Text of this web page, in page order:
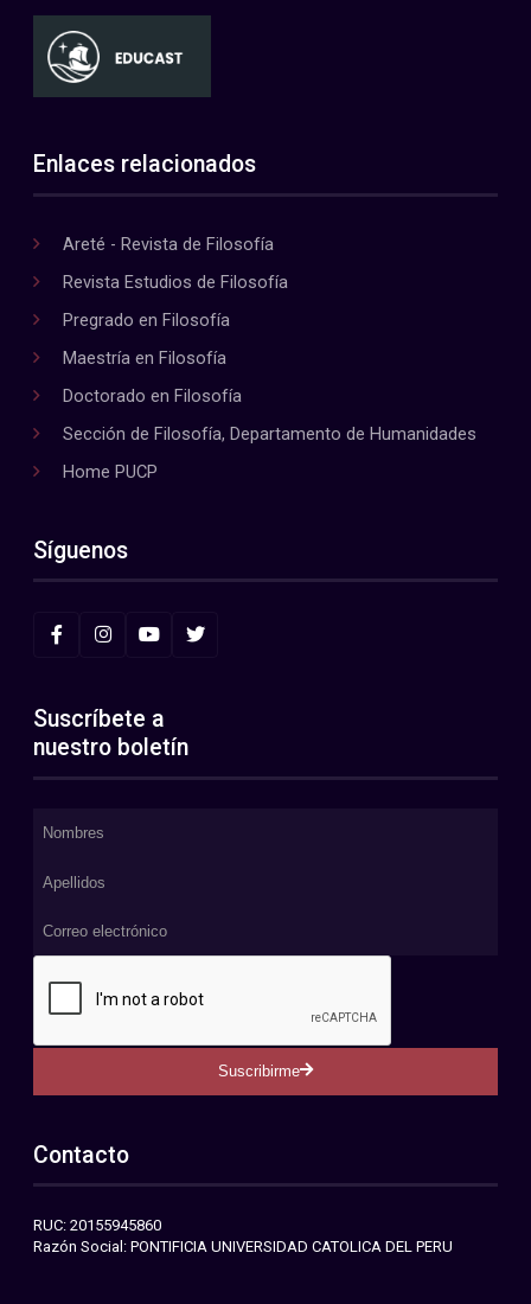
Enlaces relacionados
Areté - Revista de Filosofía
Revista Estudios de Filosofía
Pregrado en Filosofía
Maestría en Filosofía
Doctorado en Filosofía
Sección de Filosofía, Departamento de Humanidades
Home PUCP
Síguenos
Suscríbete a
nuestro boletín
Suscribirme
Contacto
RUC: 20155945860
Razón Social: PONTIFICIA UNIVERSIDAD CATOLICA DEL PERU